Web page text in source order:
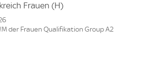
Frauen (H)
der Frauen Qualifikation Group A2